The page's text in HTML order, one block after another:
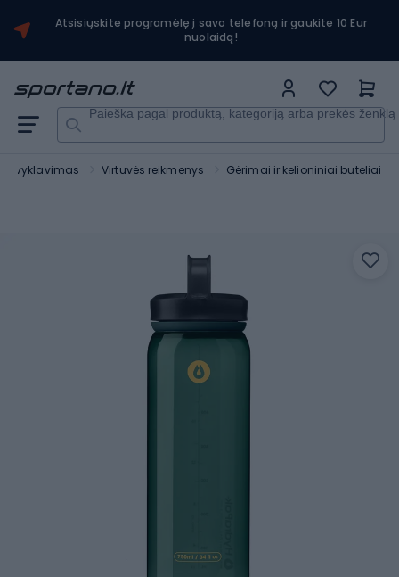
Atsisiųskite programėlę į savo telefoną ir gaukite 10 Eur
nuolaidą!
Paieška pagal produktą, kategoriją arba prekės ženklą
Virtuvės reikmenys Gėrimai ir kelioniniai buteliai